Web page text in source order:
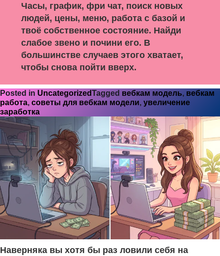
Часы, график, фри чат, поиск новых
людей, цены, меню, работа с базой и
твоё собственное состояние. Найди
слабое звено и почини его. В
большинстве случаев этого хватает,
чтобы снова пойти вверх.
Posted in UncategorizedTagged вебкам модель, вебкам
работа, советы для вебкам модели, увеличение
заработка
Наверняка вы хотя бы раз ловили себя на